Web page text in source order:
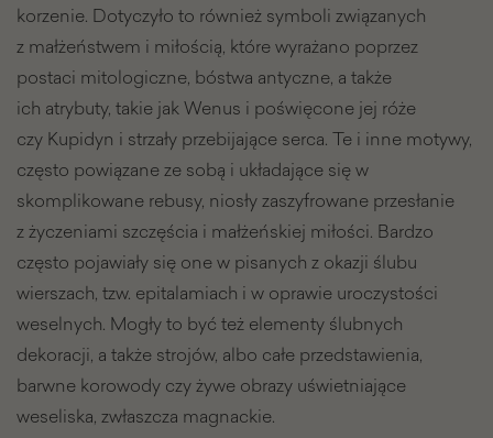
korzenie. Dotyczyło to również symboli związanych
z małżeństwem i miłością, które wyrażano poprzez
postaci mitologiczne, bóstwa antyczne, a także
ich atrybuty, takie jak Wenus i poświęcone jej róże
czy Kupidyn i strzały przebijające serca. Te i inne motywy,
często powiązane ze sobą i układające się w
skomplikowane rebusy, niosły zaszyfrowane przesłanie
z życzeniami szczęścia i małżeńskiej miłości. Bardzo
często pojawiały się one w pisanych z okazji ślubu
wierszach, tzw. epitalamiach i w oprawie uroczystości
weselnych. Mogły to być też elementy ślubnych
dekoracji, a także strojów, albo całe przedstawienia,
barwne korowody czy żywe obrazy uświetniające
weseliska, zwłaszcza magnackie.